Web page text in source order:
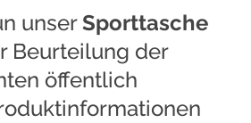
unserSporttasche
Beurteilung der
öffentlich